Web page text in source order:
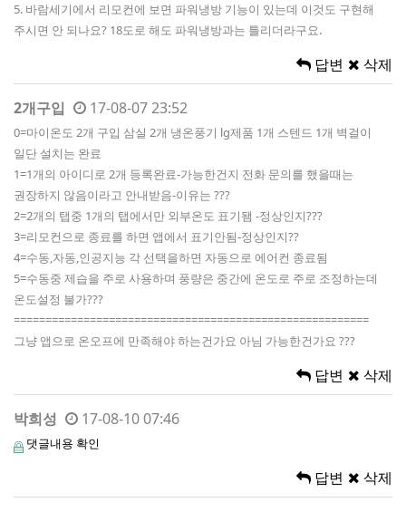
5. 바람세기에서 리모컨에 보면 파워냉방 기능이 있는데 이것도 구현해
주시면 안 되나요? 18도로 해도 파워냉방과는 틀리더라구요.
답변 삭제
2개구입 17-08-07 23:52
0=마이온도 2개 구입 삼실 2개 냉온풍기 lg제품 1개 스텐드 1개 벽걸이
일단 설치는 완료
1=1개의 아이디로 2개 등록완료-가능한건지 전화 문의를 했을때는
권장하지 않음이라고 안내받음-이유는 ???
2=2개의 탭중 1개의 탭에서만 외부온도 표기됌 -정상인지???
3=리모컨으로 종료를 하면 앱에서 표기안됨-정상인지??
4=수동,자동,인공지능 각 선택을하면 자동으로 에어컨 종료됨
5=수동중 제습을 주로 사용하며 풍량은 중간에 온도로 주로 조정하는데
온도설정 불가???
========================================================
그냥 앱으로 온오프에 만족해야 하는건가요 아님 가능한건가요 ???
답변 삭제
박희성 17-08-10 07:46
댓글내용 확인
답변 삭제